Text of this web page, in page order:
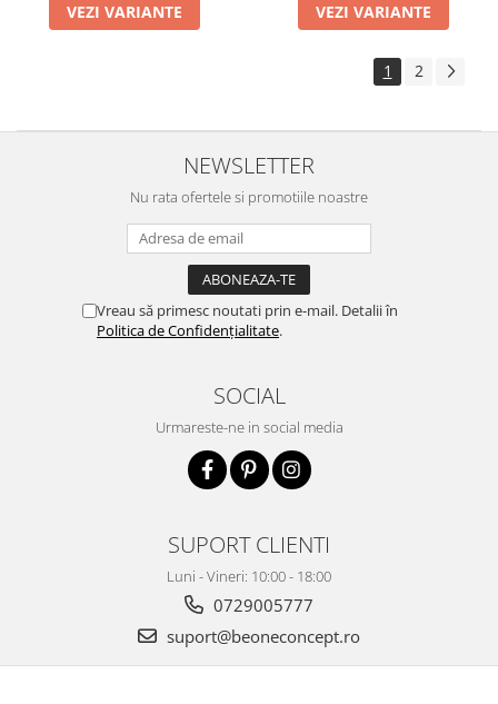
VEZI VARIANTE VEZI VARIANTE
1 2
NEWSLETTER
Nu rata ofertele si promotiile noastre
Vreau să primesc noutati prin e-mail. Detalii în
Politica de Confidențialitate.
SOCIAL
Urmareste-ne in social media
SUPORT CLIENTI
Luni - Vineri: 10:00 - 18:00
0729005777
suport@beoneconcept.ro